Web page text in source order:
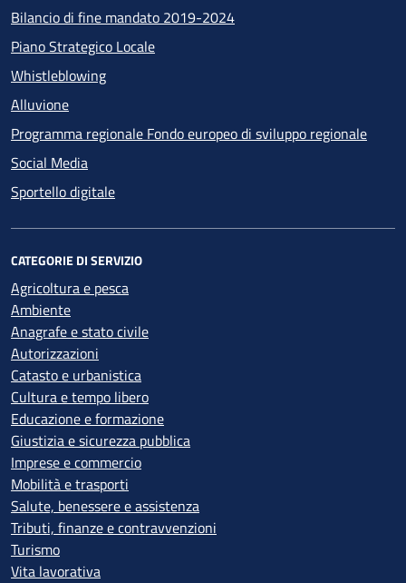
Bilancio di fine mandato 2019-2024
Piano Strategico Locale
Whistleblowing
Alluvione
Programma regionale Fondo europeo di sviluppo regionale
Social Media
Sportello digitale
CATEGORIE DI SERVIZIO
Agricoltura e pesca
Ambiente
Anagrafe e stato civile
Autorizzazioni
Catasto e urbanistica
Cultura e tempo libero
Educazione e formazione
Giustizia e sicurezza pubblica
Imprese e commercio
Mobilità e trasporti
Salute, benessere e assistenza
Tributi, finanze e contravvenzioni
Turismo
Vita lavorativa